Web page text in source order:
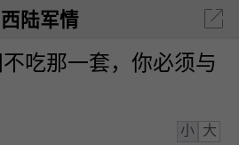
西陆军情
吃那一套，你必须与
小 大